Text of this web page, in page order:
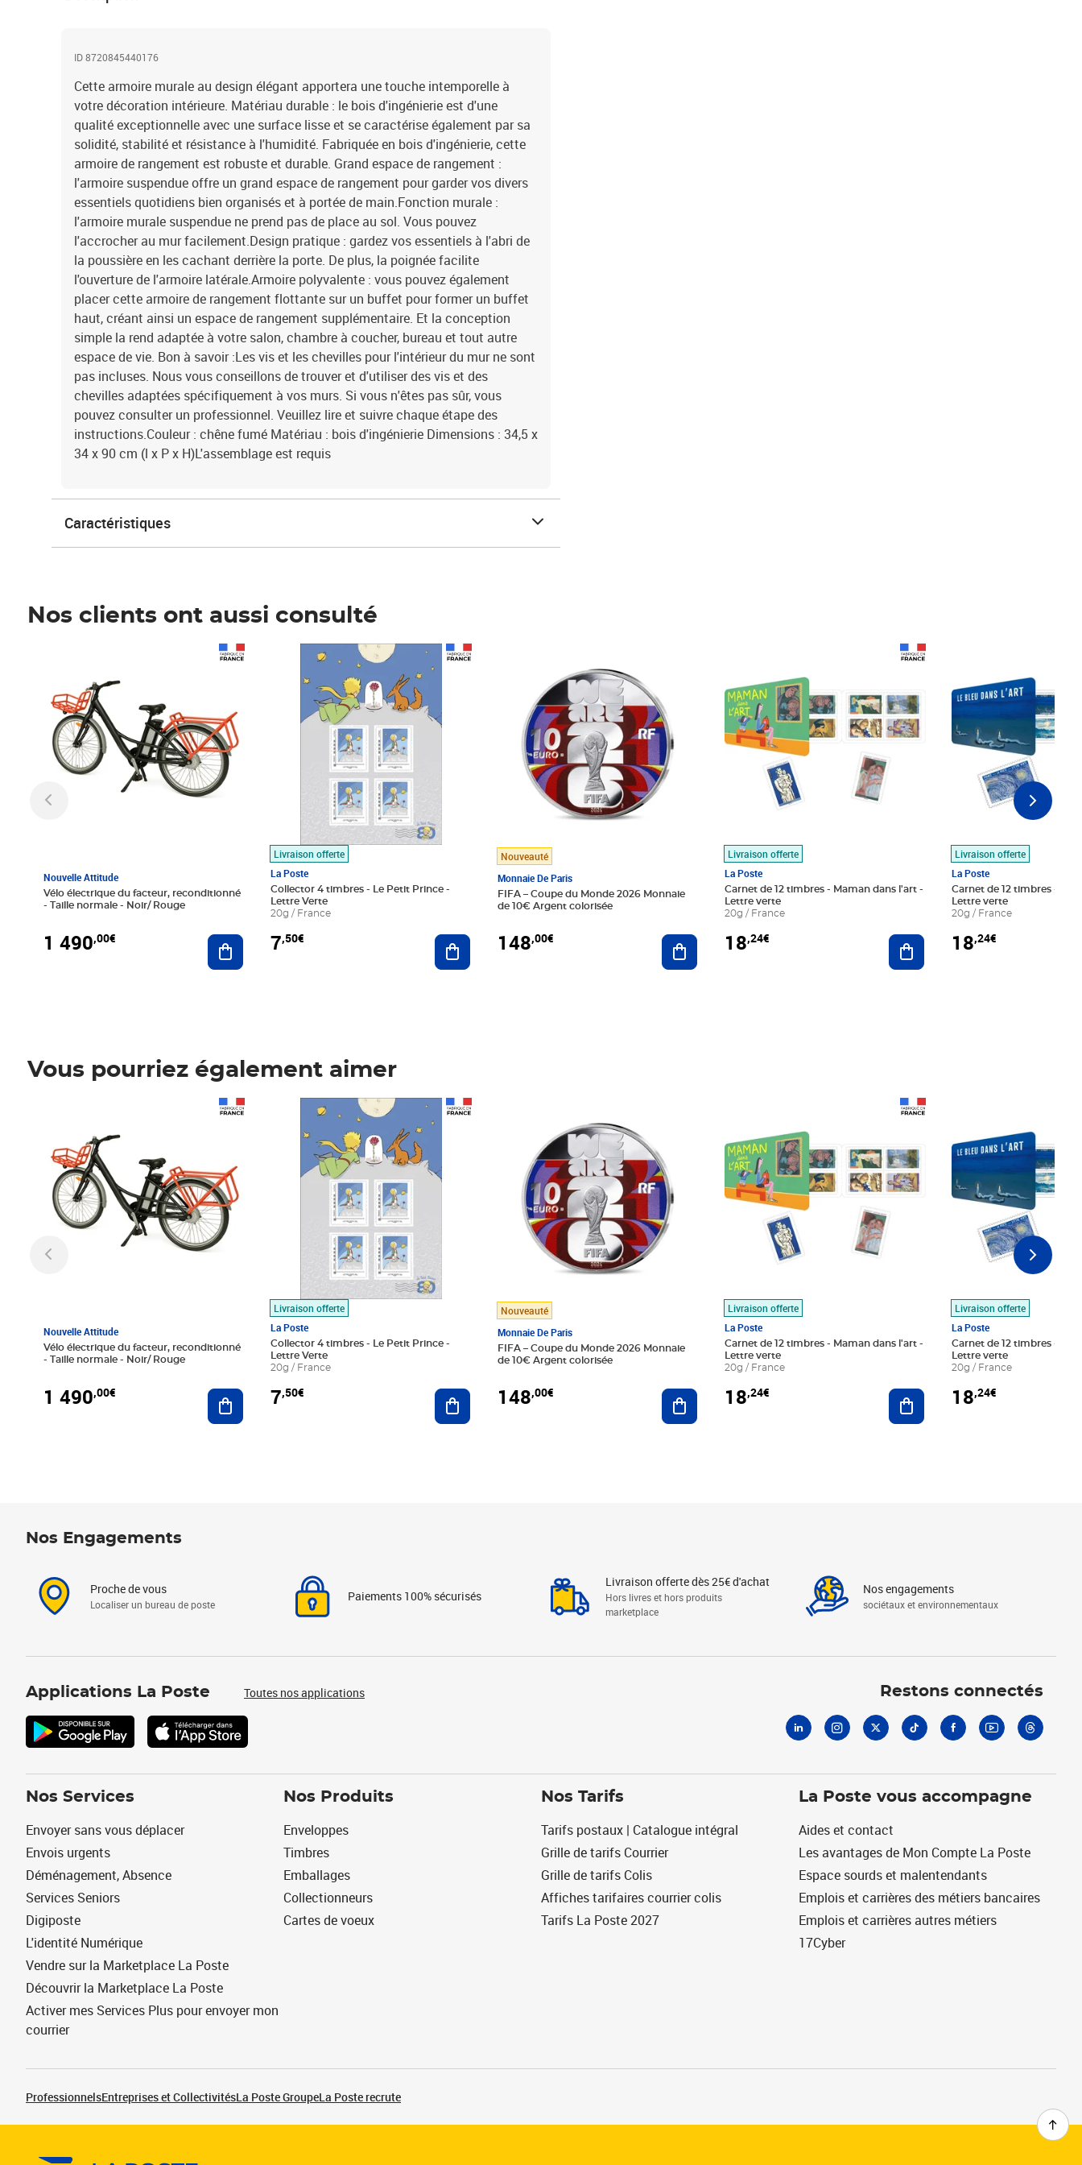
ID 8720845440176
Cette armoire murale au design élégant apportera une touche intemporelle à
votre décoration intérieure. Matériau durable : le bois d'ingénierie est d'une
qualité exceptionnelle avec une surface lisse et se caractérise également par sa
solidité, stabilité et résistance à l'humidité. Fabriquée en bois d'ingénierie, cette
armoire de rangement est robuste et durable. Grand espace de rangement :
l'armoire suspendue offre un grand espace de rangement pour garder vos divers
essentiels quotidiens bien organisés et à portée de main.Fonction murale :
l'armoire murale suspendue ne prend pas de place au sol. Vous pouvez
l'accrocher au mur facilement.Design pratique : gardez vos essentiels à l'abri de
la poussière en les cachant derrière la porte. De plus, la poignée facilite
l'ouverture de l'armoire latérale.Armoire polyvalente : vous pouvez également
placer cette armoire de rangement flottante sur un buffet pour former un buffet
haut, créant ainsi un espace de rangement supplémentaire. Et la conception
simple la rend adaptée à votre salon, chambre à coucher, bureau et tout autre
espace de vie. Bon à savoir :Les vis et les chevilles pour l'intérieur du mur ne sont
pas incluses. Nous vous conseillons de trouver et d'utiliser des vis et des
chevilles adaptées spécifiquement à vos murs. Si vous n'êtes pas sûr, vous
pouvez consulter un professionnel. Veuillez lire et suivre chaque étape des
instructions.Couleur : chêne fumé Matériau : bois d'ingénierie Dimensions : 34,5 x
34 x 90 cm (l x P x H)L'assemblage est requis
Caractéristiques
Nos clients ont aussi consulté
Nouvelle Attitude
Vélo électrique du facteur, reconditionné
- Taille normale - Noir/ Rouge
1 490,00€ Ajouter au panier
Livraison offerte
La Poste
Collector 4 timbres - Le Petit Prince -
Lettre Verte
20g / France
7,50€
Prix 7,50€
Ajouter au panier
Nouveauté
Monnaie De Paris
FIFA – Coupe du Monde 2026 Monnaie
de 10€ Argent colorisée
148,00€ Ajouter au panier
Livraison offerte
La Poste
Carnet de 12 timbres - Maman dans l'art -
Lettre verte
20g / France
18,24€ Ajouter au panier
Livraison offerte
La Poste
Carnet de 12 timbres - Le
Lettre verte
20g / France
18,24€
Vous pourriez également aimer
Nouvelle Attitude
Vélo électrique du facteur, reconditionné
- Taille normale - Noir/ Rouge
1 490,00€ Ajouter au panier
Livraison offerte
La Poste
Collector 4 timbres - Le Petit Prince -
Lettre Verte
20g / France
7,50€
Prix 7,50€
Ajouter au panier
Nouveauté
Monnaie De Paris
FIFA – Coupe du Monde 2026 Monnaie
de 10€ Argent colorisée
148,00€ Ajouter au panier
Livraison offerte
La Poste
Carnet de 12 timbres - Maman dans l'art -
Lettre verte
20g / France
18,24€ Ajouter au panier
Livraison offerte
La Poste
Carnet de 12 timbres - Le
Lettre verte
20g / France
18,24€
Nos Engagements
Proche de vous
Localiser un bureau de poste
Paiements 100% sécurisés
Livraison offerte dès 25€ d'achat
Hors livres et hors produits
marketplace
Nos engagements
sociétaux et environnementaux
Applications La Poste Toutes nos applications Restons connectés
Nos Services
Envoyer sans vous déplacer
Envois urgents
Déménagement, Absence
Services Seniors
Digiposte
L'identité Numérique
Vendre sur la Marketplace La Poste
Découvrir la Marketplace La Poste
Activer mes Services Plus pour envoyer mon
courrier
Nos Produits
Enveloppes
Timbres
Emballages
Collectionneurs
Cartes de voeux
Nos Tarifs
Tarifs postaux | Catalogue intégral
Grille de tarifs Courrier
Grille de tarifs Colis
Affiches tarifaires courrier colis
Tarifs La Poste 2027
La Poste vous accompagne
Aides et contact
Les avantages de Mon Compte La Poste
Espace sourds et malentendants
Emplois et carrières des métiers bancaires
Emplois et carrières autres métiers
17Cyber
ProfessionnelsEntreprises et CollectivitésLa Poste GroupeLa Poste recrute